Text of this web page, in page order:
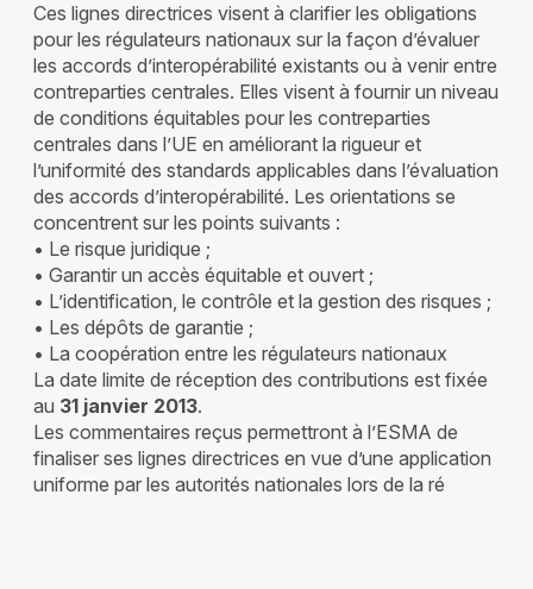
Ces lignes directrices visent à clarifier les obligations
pour les régulateurs nationaux sur la façon d’évaluer
les accords d’interopérabilité existants ou à venir entre
contreparties centrales. Elles visent à fournir un niveau
de conditions équitables pour les contreparties
centrales dans l’UE en améliorant la rigueur et
l’uniformité des standards applicables dans l’évaluation
des accords d’interopérabilité. Les orientations se
concentrent sur les points suivants :
• Le risque juridique ;
• Garantir un accès équitable et ouvert ;
• L’identification, le contrôle et la gestion des risques ;
• Les dépôts de garantie ;
• La coopération entre les régulateurs nationaux
La date limite de réception des contributions est fixée
au 31 janvier 2013.
Les commentaires reçus permettront à l’ESMA de
finaliser ses lignes directrices en vue d’une application
uniforme par les autorités nationales lors de la ré